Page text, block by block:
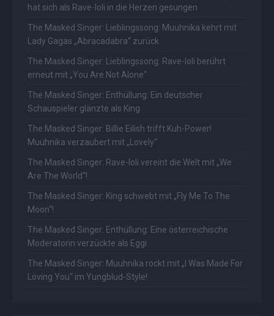
hat sich als Rave-Ioli in die Herzen gesungen
The Masked Singer: Lieblingssong: Muuhnika kehrt mit
Lady Gagas „Abracadabra“ zurück
The Masked Singer: Lieblingssong: Rave-Ioli berührt
erneut mit „You Are Not Alone“
The Masked Singer: Enthüllung: Ein deutscher
Schauspieler glänzte als King
The Masked Singer: Billie Eilish trifft Kuh-Power!
Muuhnika verzaubert mit „Lovely“
The Masked Singer: Rave-Ioli vereint die Welt mit „We
Are The World“!
The Masked Singer: King schwebt mit „Fly Me To The
Moon“!
The Masked Singer: Enthüllung: Eine österreichische
Moderatorin verzückte als Eggi
The Masked Singer: Muuhnika rockt mit „I Was Made For
Loving You“ im Yungblud-Style!